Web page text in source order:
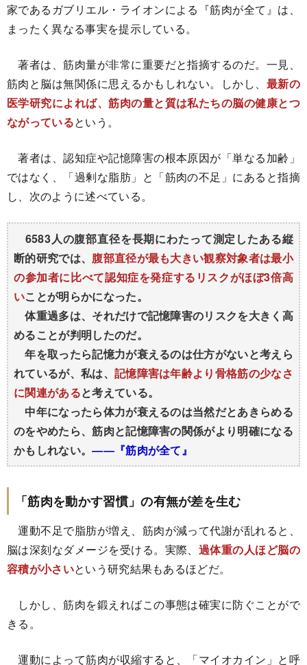
家であるガブリエル・ライオンによる『筋肉が全て』は、
まったく異なる事実を提示している。
著者は、筋肉量が非常に重要だと指摘するのだ。一見、
筋肉と脳は無関係に思えるかもしれない。しかし、 最新の
医学研究によれば、筋肉の量と質は私たちの脳の健康とつ
ながっているという。
著者は、認知症や記憶障害の根本原因が「単なる加齢」
ではなく、「過剰な脂肪」と「筋肉の不足」にあると指摘
し、次のように述べている。
6583人の腹部直径を長期にわたって測定したある縦
断的研究では、 腹部直径が最も大きい観察対象者は最小
の参加者に比べて認知症を発症するリスクがほぼ3倍高
いことが明らかになった。
体重過多は、それだけで記憶障害のリスクを大きく高
めることが判明したのだ。
年を取ったら記憶力が衰えるのは仕方がないと考えら
れているが、私は、 記憶障害は年齢より骨格筋の少なさ
に関連があると考えている。
中年になったら体力が衰えるのは当然だとあきらめる
のをやめたら、筋肉と記憶障害の関係がより明確になる
かもしれない。――『筋肉が全て』
「筋肉を動かす習慣」の有無が差を生む
運動不足で脂肪が増え、筋肉が減って代謝が乱れると、
脳は深刻なダメージを受ける。実際、 過体重の人ほど脳の
容積が小さいという研究結果もあるほどだ。
しかし、筋肉を鍛えればこの事態は確実に防ぐことがで
きる。
運動によって筋肉が収縮すると、「マイオカイン」と呼